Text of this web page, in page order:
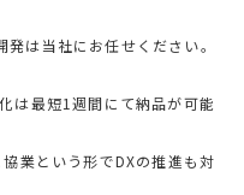
は当社にお任せください。
は最短1週間にて納品が可能
業という形でDXの推進も対